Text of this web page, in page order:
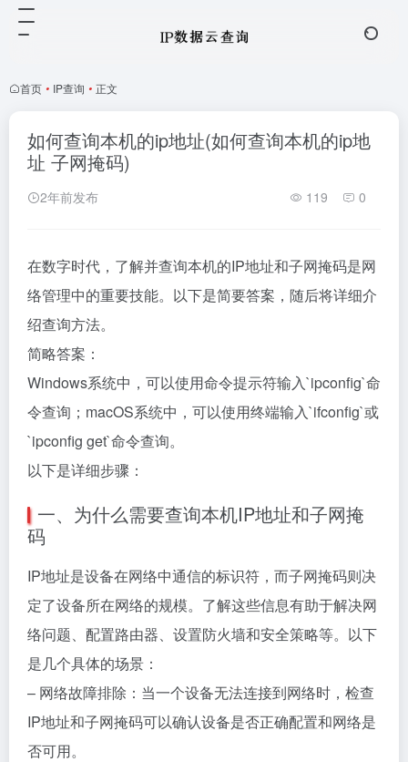
首页 • IP查询 • 正文
如何查询本机的ip地址(如何查询本机的ip地
址 子网掩码)
2年前发布 119 0
在数字时代，了解并查询本机的IP地址和子网掩码是网
络管理中的重要技能。以下是简要答案，随后将详细介
绍查询方法。
简略答案：
Windows系统中，可以使用命令提示符输入`ipconfig`命
令查询；macOS系统中，可以使用终端输入`ifconfig`或
`ipconfig get`命令查询。
以下是详细步骤：
一、为什么需要查询本机IP地址和子网掩
码
IP地址是设备在网络中通信的标识符，而子网掩码则决
定了设备所在网络的规模。了解这些信息有助于解决网
络问题、配置路由器、设置防火墙和安全策略等。以下
是几个具体的场景：
– 网络故障排除：当一个设备无法连接到网络时，检查
IP地址和子网掩码可以确认设备是否正确配置和网络是
否可用。